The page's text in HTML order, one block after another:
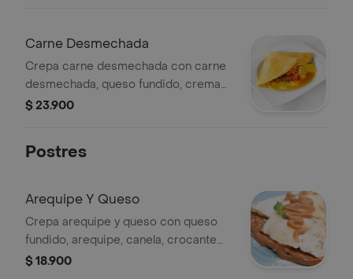
Carne Desmechada
Crepa carne desmechada con carne
desmechada, queso fundido, crema
agria, hogao y ají casero opcional.
$ 23.900
Postres
Arequipe Y Queso
Crepa arequipe y queso con queso
fundido, arequipe, canela, crocante
de galleta y decoración especial.
$ 18.900